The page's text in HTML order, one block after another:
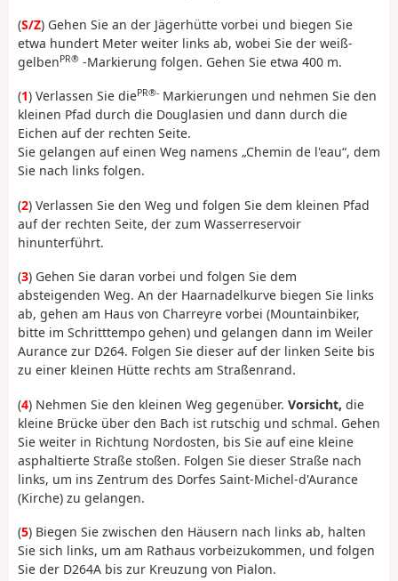
(S/Z) Gehen Sie an der Jägerhütte vorbei und biegen Sie
etwa hundert Meter weiter links ab, wobei Sie der weiß-
gelbenPR® -Markierung folgen. Gehen Sie etwa 400 m.
(1) Verlassen Sie diePR®- Markierungen und nehmen Sie den
kleinen Pfad durch die Douglasien und dann durch die
Eichen auf der rechten Seite.
Sie gelangen auf einen Weg namens „Chemin de l'eau“, dem
Sie nach links folgen.
(2) Verlassen Sie den Weg und folgen Sie dem kleinen Pfad
auf der rechten Seite, der zum Wasserreservoir
hinunterführt.
(3) Gehen Sie daran vorbei und folgen Sie dem
absteigenden Weg. An der Haarnadelkurve biegen Sie links
ab, gehen am Haus von Charreyre vorbei (Mountainbiker,
bitte im Schritttempo gehen) und gelangen dann im Weiler
Aurance zur D264. Folgen Sie dieser auf der linken Seite bis
zu einer kleinen Hütte rechts am Straßenrand.
(4) Nehmen Sie den kleinen Weg gegenüber. Vorsicht, die
kleine Brücke über den Bach ist rutschig und schmal. Gehen
Sie weiter in Richtung Nordosten, bis Sie auf eine kleine
asphaltierte Straße stoßen. Folgen Sie dieser Straße nach
links, um ins Zentrum des Dorfes Saint-Michel-d'Aurance
(Kirche) zu gelangen.
(5) Biegen Sie zwischen den Häusern nach links ab, halten
Sie sich links, um am Rathaus vorbeizukommen, und folgen
Sie der D264A bis zur Kreuzung von Pialon.